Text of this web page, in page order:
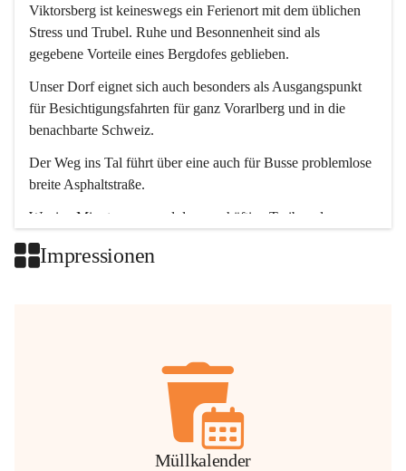
Viktorsberg ist keineswegs ein Ferienort mit dem üblichen
Stress und Trubel. Ruhe und Besonnenheit sind als
gegebene Vorteile eines Bergdofes geblieben.
Unser Dorf eignet sich auch besonders als Ausgangspunkt
für Besichtigungsfahrten für ganz Vorarlberg und in die
benachbarte Schweiz.
Der Weg ins Tal führt über eine auch für Busse problemlose
breite Asphaltstraße.
Wenige Minuten nur, und das geschäftige Treiben der
Impressionen
Müllkalender